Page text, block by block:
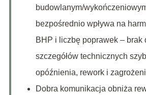
budowlanym/
bezpośrednio wpływa na
BHP i liczbę poprawek – brak
szczegółów technicznych
opóźnienia, rework i
Dobra komunikacja obniża